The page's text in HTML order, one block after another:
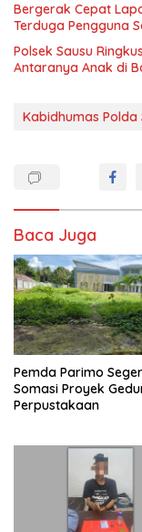
Bergerak Cepat
Terduga Pengguna
Polsek Sausu
Antaranya Anak di
Kabidhumas Polda
Baca Juga
Pemda Parimo
Somasi Proyek
Perpustakaan